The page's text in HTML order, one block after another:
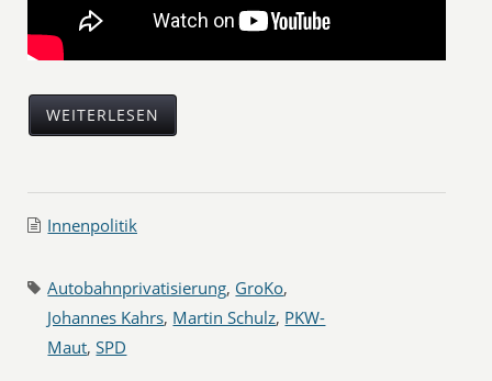
WEITERLESEN
Innenpolitik
Autobahnprivatisierung, GroKo,
Johannes Kahrs, Martin Schulz, PKW-
Maut,SPD